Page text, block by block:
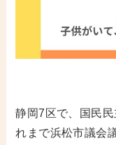
静岡7区で、国民
れまで浜松市議会